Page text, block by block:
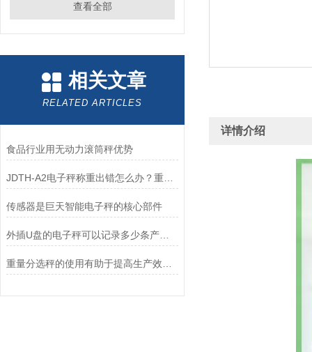
查看全部
相关文章
RELATED ARTICLES
食品行业用无动力滚筒秤优势
JDTH-A2电子秤称重出错怎么办？重新标定
传感器是巨天智能电子秤的核心部件
外插U盘的电子秤可以记录多少条产品数据？
详情介绍